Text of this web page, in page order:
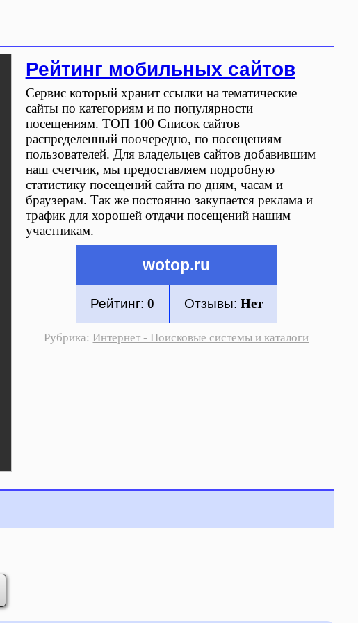
Рейтинг мобильных сайтов
Сервис который хранит ссылки на тематические
сайты по категориям и по популярности
посещениям. ТОП 100 Список сайтов
распределенный поочередно, по посещениям
пользователей. Для владельцев сайтов добавившим
наш счетчик, мы предоставляем подробную
статистику посещений сайта по дням, часам и
браузерам. Так же постоянно закупается реклама и
трафик для хорошей отдачи посещений нашим
участникам.
wotop.ru
Рейтинг: 0 Отзывы: Нет
Рубрика: Интернет - Поисковые системы и каталоги